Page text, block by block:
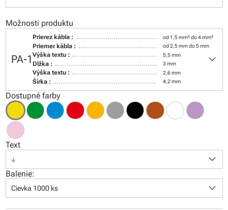
Možnosti produktu
PA-1
Prierez kábla : od 1,5 mm² do 4 mm²
Priemer kábla : od 2,5 mm do 5 mm
Výška textu : 5,5 mm
Dĺžka : 3 mm
Výška textu : 2,6 mm
Šírka : 4,2 mm
keyboard_arrow_down
Dostupné farby
Text
⏚ keyboard_arrow_down
Balenie:
Cievka 1000 ks keyboard_arrow_down